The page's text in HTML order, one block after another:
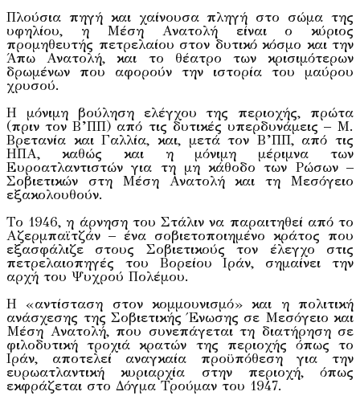
Πλούσια πηγή και χαίνουσα πληγή στο σώμα της
υφηλίου, η Μέση Ανατολή είναι ο κύριος
προμηθευτής πετρελαίου στον δυτικό κόσμο και την
Άπω Ανατολή, και το θέατρο των κρισιμότερων
δρωμένων που αφορούν την ιστορία του μαύρου
χρυσού.
Η μόνιμη βούληση ελέγχου της περιοχής, πρώτα
(πριν τον Β’ΠΠ) από τις δυτικές υπερδυνάμεις – Μ.
Βρετανία και Γαλλία, και, μετά τον Β’ΠΠ, από τις
ΗΠΑ, καθώς και η μόνιμη μέριμνα των
Ευροατλαντιστών για τη μη κάθοδο των Ρώσων –
Σοβιετικών στη Μέση Ανατολή και τη Μεσόγειο
εξακολουθούν.
Το 1946, η άρνηση του Στάλιν να παραιτηθεί από το
Αζερμπαϊτζάν – ένα σοβιετοποιημένο κράτος που
εξασφάλιζε στους Σοβιετικούς τον έλεγχο στις
πετρελαιοπηγές του Βορείου Ιράν, σημαίνει την
αρχή του Ψυχρού Πολέμου.
Η «αντίσταση στον κομμουνισμό» και η πολιτική
ανάσχεσης της Σοβιετικής Ένωσης σε Μεσόγειο και
Μέση Ανατολή, που συνεπάγεται τη διατήρηση σε
φιλοδυτική τροχιά κρατών της περιοχής όπως το
Ιράν, αποτελεί αναγκαία προϋπόθεση για την
ευρωατλαντική κυριαρχία στην περιοχή, όπως
εκφράζεται στο Δόγμα Τρούμαν του 1947.